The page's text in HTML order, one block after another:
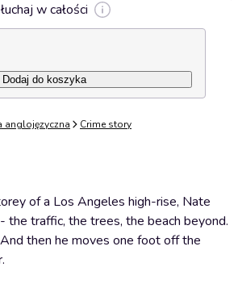
w całości
Dodaj do koszyka
anglojęzyczna Crime story
of a Los Angeles high-rise, Nate
the traffic, the trees, the beach beyond.
then he moves one foot off the